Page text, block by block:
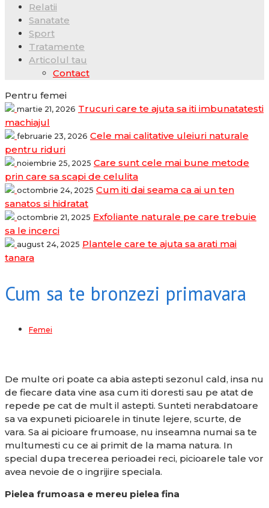
Relatii
Sanatate
Sport
Tratamente
Articolul tau
Contact
Pentru femei
martie 21, 2026 Trucuri care te ajuta sa iti imbunatatesti
machiajul
februarie 23, 2026 Cele mai calitative uleiuri naturale
pentru riduri
noiembrie 25, 2025 Care sunt cele mai bune metode
prin care sa scapi de celulita
octombrie 24, 2025 Cum iti dai seama ca ai un ten
sanatos si hidratat
octombrie 21, 2025 Exfoliante naturale pe care trebuie
sa le incerci
august 24, 2025 Plantele care te ajuta sa arati mai
tanara
Cum sa te bronzezi primavara
Femei
De multe ori poate ca abia astepti sezonul cald, insa nu
de fiecare data vine asa cum iti doresti sau pe atat de
repede pe cat de mult il astepti. Sunteti nerabdatoare
sa va expuneti picioarele in tinute lejere, scurte, de
vara. Sa ai picioare frumoase, nu inseamna numai sa te
multumesti cu ce ai primit de la mama natura. In
special dupa trecerea perioadei reci, picioarele tale vor
avea nevoie de o ingrijire speciala.
Pielea frumoasa e mereu pielea fina